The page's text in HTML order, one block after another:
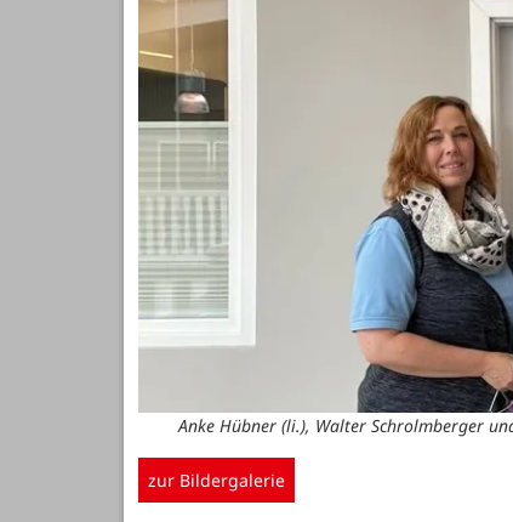
Anke Hübner (li.), Walter Schrolmberger
zur Bildergalerie